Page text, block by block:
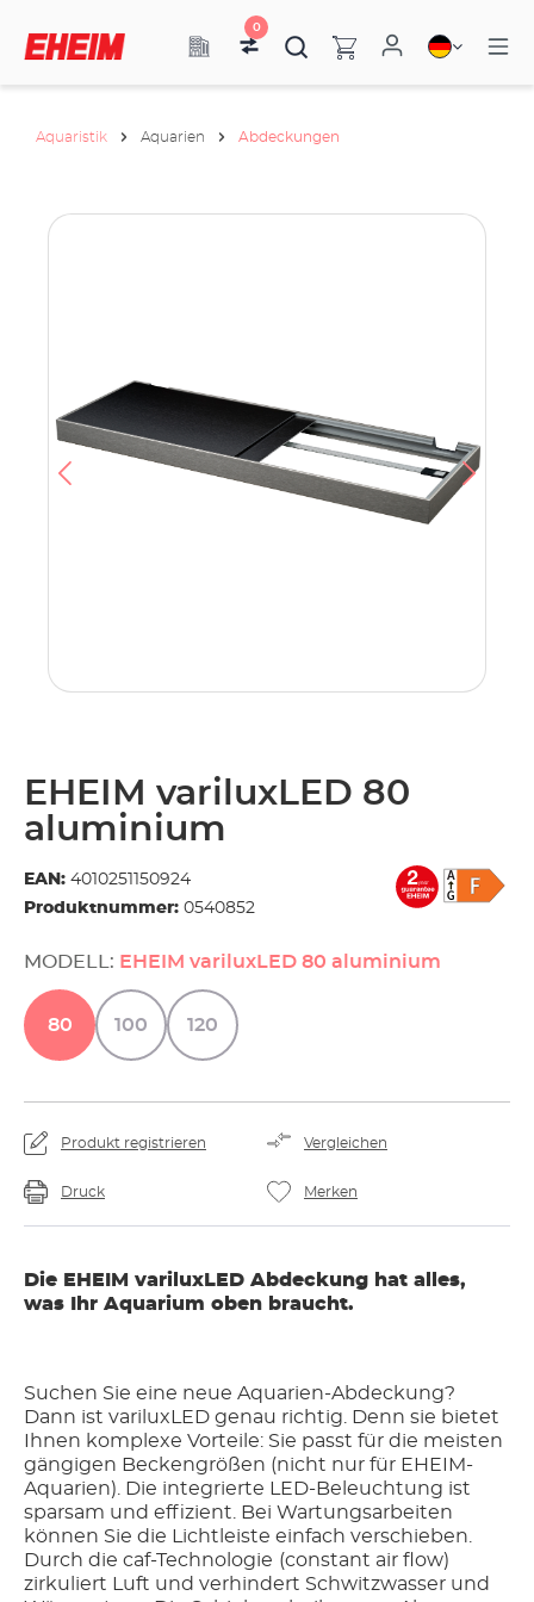
0
Aquaristik Aquarien Abdeckungen
EHEIM variluxLED 80
aluminium
EAN: 4010251150924
Produktnummer: 0540852
MODELL: EHEIM variluxLED 80 aluminium
80 100 120
Produkt registrieren Vergleichen
Druck Merken
Die EHEIM variluxLED Abdeckung hat alles,
was Ihr Aquarium oben braucht.
Suchen Sie eine neue Aquarien-Abdeckung?
Dann ist variluxLED genau richtig. Denn sie bietet
Ihnen komplexe Vorteile: Sie passt für die meisten
gängigen Beckengrößen (nicht nur für EHEIM-
Aquarien). Die integrierte LED-Beleuchtung ist
sparsam und effizient. Bei Wartungsarbeiten
können Sie die Lichtleiste einfach verschieben.
Durch die caf-Technologie (constant air flow)
zirkuliert Luft und verhindert Schwitzwasser und